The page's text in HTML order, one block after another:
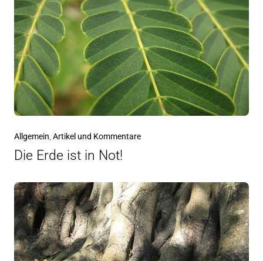
Allgemein Artikel und Kommentare
Die Erde ist in Not!